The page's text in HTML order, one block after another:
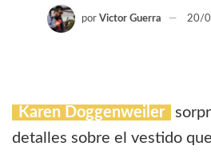
por Victor Guerra 20/
Karen Doggenweiler
detalles sobre el vestido